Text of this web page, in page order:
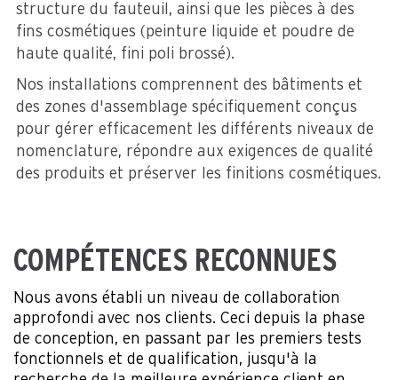
structure du fauteuil, ainsi que les pièces à des
fins cosmétiques (peinture liquide et poudre de
haute qualité, fini poli brossé).
Nos installations comprennent des bâtiments et
des zones d'assemblage spécifiquement conçus
pour gérer efficacement les différents niveaux de
nomenclature, répondre aux exigences de qualité
des produits et préserver les finitions cosmétiques.
COMPÉTENCES RECONNUES
Nous avons établi un niveau de collaboration
approfondi avec nos clients. Ceci depuis la phase
de conception, en passant par les premiers tests
fonctionnels et de qualification, jusqu'à la